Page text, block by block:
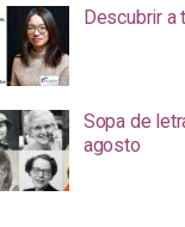
Descubrir a
Sopa de
agosto